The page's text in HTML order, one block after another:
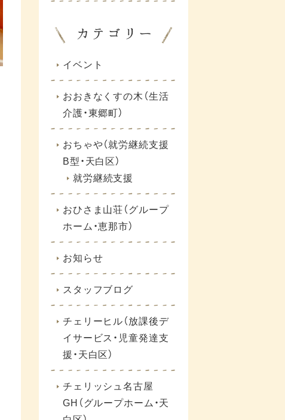
イベント
おおきなくすの木（生活
介護・東郷町）
おちゃや（就労継続支援
B型・天白区）
就労継続支援
おひさま山荘（グループ
ホーム・恵那市）
お知らせ
スタッフブログ
チェリーヒル（放課後デ
イサービス・児童発達支
援・天白区）
チェリッシュ名古屋
GH（グループホーム・天